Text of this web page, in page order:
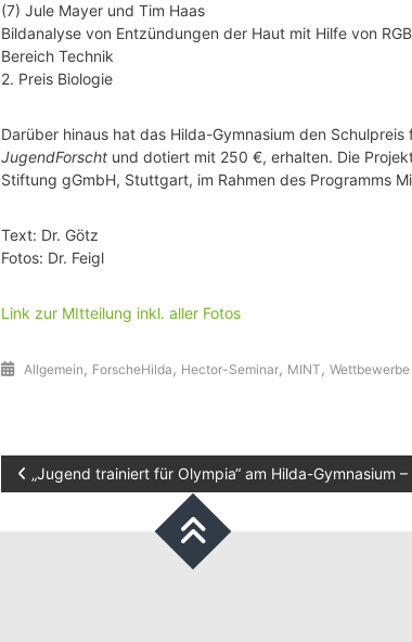
(7) Jule Mayer und Tim Haas
Bildanalyse von Entzündungen der Haut mit Hilfe von
Bereich Technik
2. Preis Biologie
Darüber hinaus hat das Hilda-Gymnasium den
JugendForscht und dotiert mit 250 €, erhalten. Die
Stiftung gGmbH, Stuttgart, im Rahmen des Programms
Text: Dr. Götz
Fotos: Dr. Feigl
Link zur MItteilung inkl. aller Fotos
Allgemein , ForscheHilda , Hector-Seminar, MINT ,Wettbewerbe
Beitragsnavigation
„Jugend trainiert für Olympia“ am Hilda-Gymnasium